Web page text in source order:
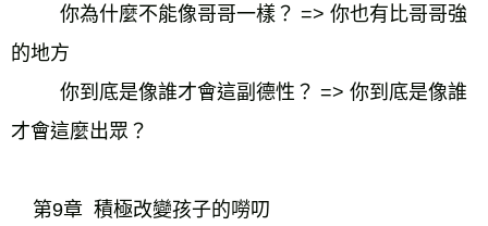
你為什麼不能像哥哥一樣？ => 你也有比哥哥強
的地方
你到底是像誰才會這副德性？ => 你到底是像誰
才會這麼出眾？
    第9章  積極改變孩子的嘮叨